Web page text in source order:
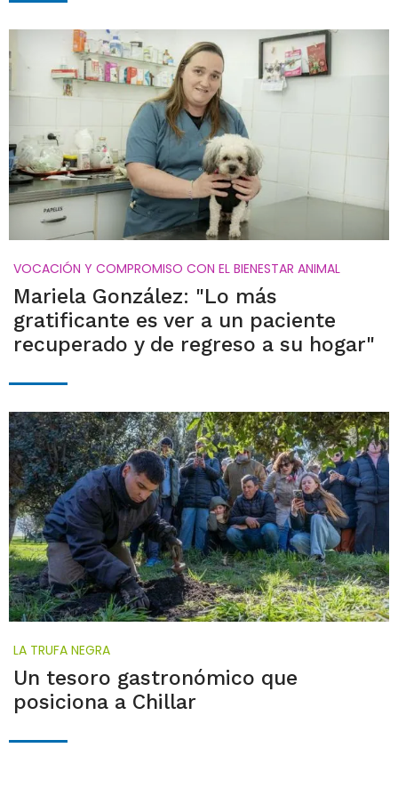
VOCACIÓN Y COMPROMISO CON EL BIENESTAR ANIMAL
Mariela González: "Lo más
gratificante es ver a un paciente
recuperado y de regreso a su hogar"
LA TRUFA NEGRA
Un tesoro gastronómico que
posiciona a Chillar